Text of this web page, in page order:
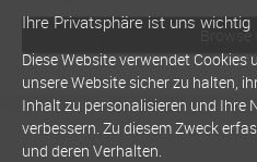
Browse
Ihre Privatsphäre ist uns wichtig
Diese Website verwendet Cookies
unsere Website sicher zu halten,
Inhalt zu personalisieren und Ihre
verbessern. Zu diesem Zweck
und deren Verhalten.